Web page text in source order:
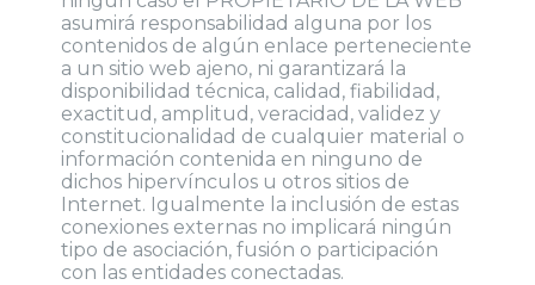
asumirá responsabilidad alguna por los
contenidos de algún enlace perteneciente
a un sitio web ajeno, ni garantizará la
disponibilidad técnica, calidad, fiabilidad,
exactitud, amplitud, veracidad, validez y
constitucionalidad de cualquier material o
información contenida en ninguno de
dichos hipervínculos u otros sitios de
Internet. Igualmente la inclusión de estas
conexiones externas no implicará ningún
tipo de asociación, fusión o participación
con las entidades conectadas.